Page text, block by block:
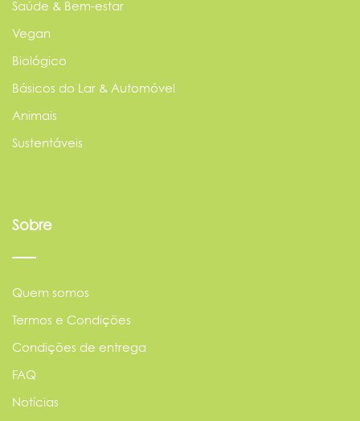
Saúde & Bem-estar
Vegan
Biológico
Básicos do Lar & Automóvel
Animais
Sustentáveis
Sobre
Quem somos
Termos e Condições
Condições de entrega
FAQ
Notícias